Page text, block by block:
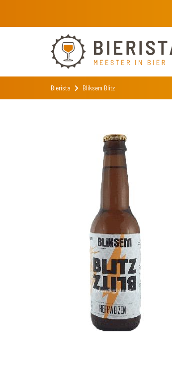
Bierista Bliksem Blitz